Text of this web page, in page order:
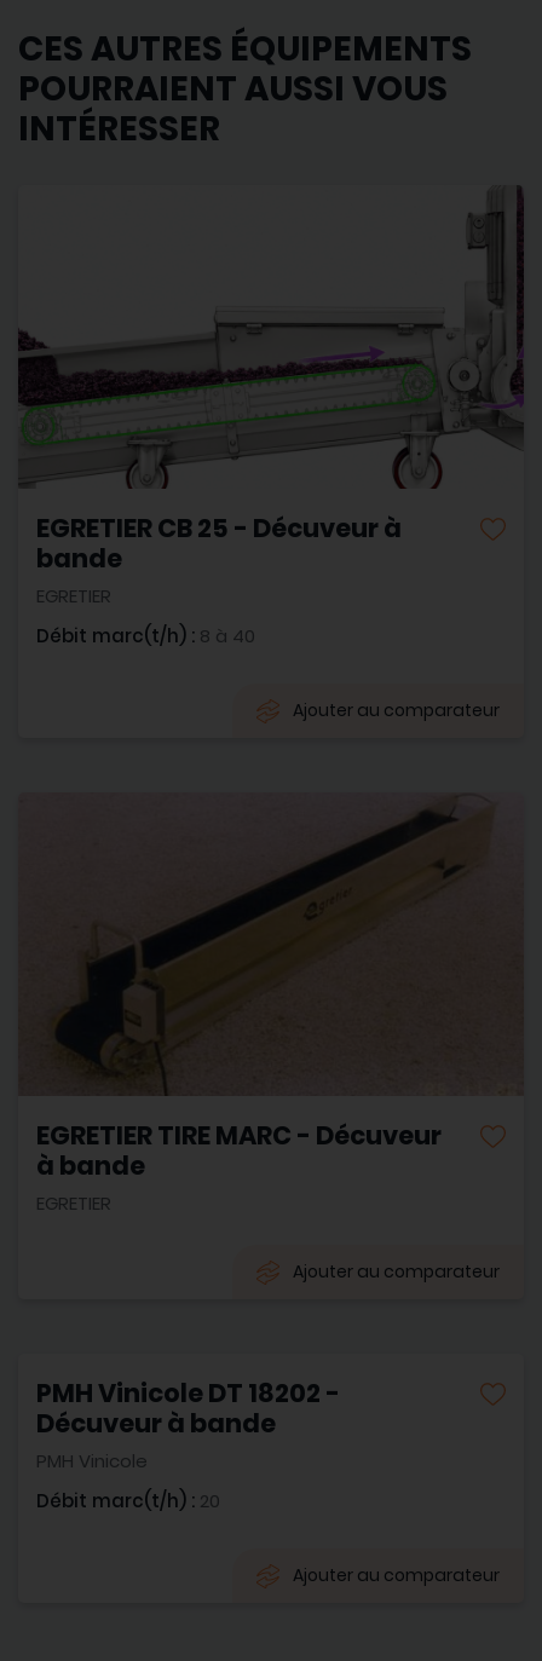
CES AUTRES ÉQUIPEMENTS
POURRAIENT AUSSI VOUS
INTÉRESSER
EGRETIER CB 25 - Décuveur à
bande
EGRETIER
Débit marc(t/h) : 8 à 40
Ajouter au comparateur
EGRETIER TIRE MARC - Décuveur
à bande
EGRETIER
Ajouter au comparateur
PMH Vinicole DT 18202 -
Décuveur à bande
PMH Vinicole
Débit marc(t/h) : 20
Ajouter au comparateur